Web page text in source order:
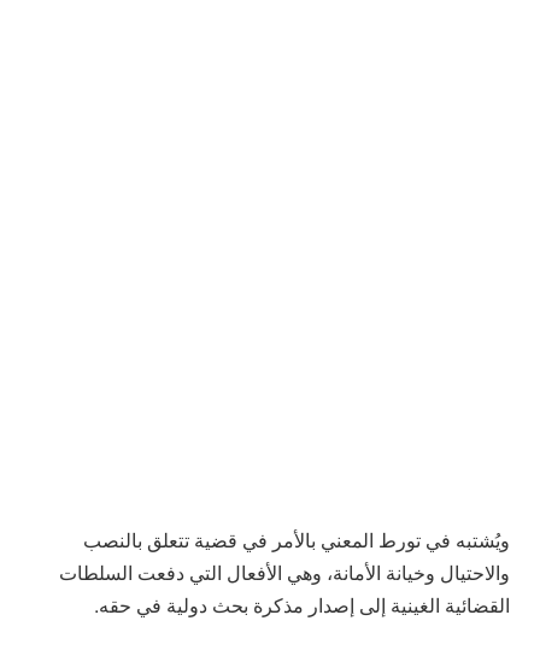
ويُشتبه في تورط المعني بالأمر في قضية تتعلق بالنصب
والاحتيال وخيانة الأمانة، وهي الأفعال التي دفعت السلطات
القضائية الغينية إلى إصدار مذكرة بحث دولية في حقه.